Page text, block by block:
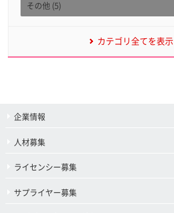
その他 (5)
カテゴリ全てを表示
企業情報
人材募集
ライセンシー募集
サプライヤー募集